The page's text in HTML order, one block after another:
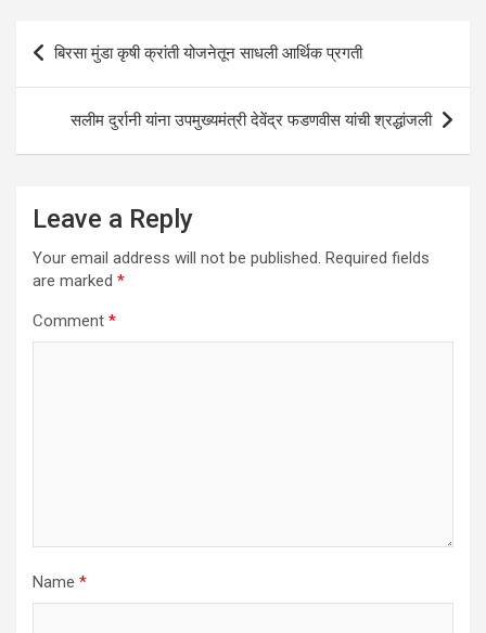
A
p
o
o
k
n
Post
navigation
बिरसा मुंडा कृषी क्रांती योजनेतून साधली आर्थिक प्रगती
सलीम दुर्रानी यांना उपमुख्यमंत्री देवेंद्र फडणवीस यांची श्रद्धांजली
Leave a Reply
Your email address will not be published. Required fields
are marked *
Comment *
Name *